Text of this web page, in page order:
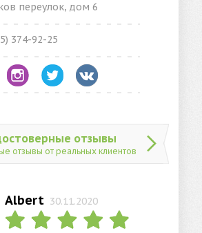
переулок, дом 6
374-92-25
отзывы
отзывы от реальных клиентов
Albert 30.11.2020